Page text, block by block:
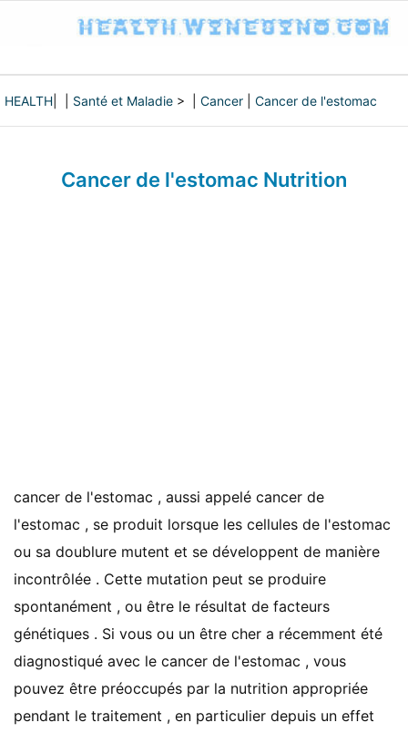
HEALTH Santé et Maladie > | Cancer Cancer de l'estomac
Cancer de l'estomac Nutrition
cancer de l'estomac , aussi appelé cancer de
l'estomac , se produit lorsque les cellules de l'estomac
ou sa doublure mutent et se développent de manière
incontrôlée . Cette mutation peut se produire
spontanément , ou être le résultat de facteurs
génétiques . Si vous ou un être cher a récemment été
diagnostiqué avec le cancer de l'estomac , vous
pouvez être préoccupés par la nutrition appropriée
pendant le traitement , en particulier depuis un effet